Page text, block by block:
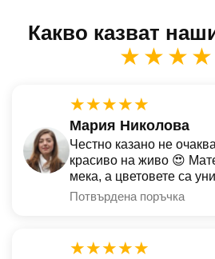
Какво казват
★★★★★
Мария Николова
Честно казано не
красиво на живо 😍
мека, а цветовете са
Потвърдена поръчка
★★★★★